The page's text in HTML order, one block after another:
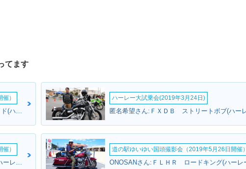
てます
）
ジャンさんさん:ＦＬＨＸ ストリートグライド(ハーレーダビッドソン)
ハーレー大試乗会(2019年3月24日)
）
あやちゃんさん:ＦＬＳ ソフテイルスリム(ハーレーダビッドソン)
道の駅ゆいゆい国頭撮影会（2019年5月26日開催）